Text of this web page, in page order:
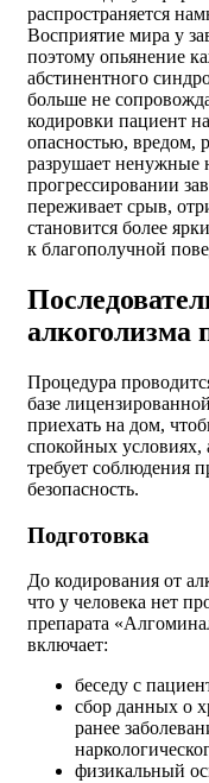
распространяется
Восприятие мира у
поэтому опьянение
абстинентного
больше не
кодировки пациент
опасностью, вредом,
разрушает ненужные
прогрессировании
переживает срыв,
становится более
к благополучной
алкоголизма
Процедура
базе
приехать на дом,
спокойных
требует соблюдения
безопасность.
Подготовка
До кодирования от
что у человека нет
препарата
включает:
беседу с
сбор данных о
ранее
физикальный